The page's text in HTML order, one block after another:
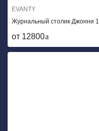
EVANTY
Журнальный столик Джонни 1
от 12800